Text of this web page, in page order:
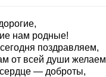
нам родные!
поздравляем,
от всей души желаем
— доброты,